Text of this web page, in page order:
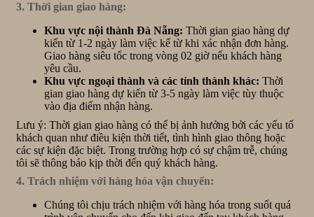
3. Thời gian giao hàng:
Khu vực nội thành Đà Nẵng: Thời gian giao hàng dự
kiến từ 1-2 ngày làm việc kể từ khi xác nhận đơn hàng.
Giao hàng siêu tốc trong vòng 02 giờ nếu khách hàng
yêu cầu.
Khu vực ngoại thành và các tỉnh thành khác: Thời
gian giao hàng dự kiến từ 3-5 ngày làm việc tùy thuộc
vào địa điểm nhận hàng.
Lưu ý: Thời gian giao hàng có thể bị ảnh hưởng bởi các yếu tố
khách quan như điều kiện thời tiết, tình hình giao thông hoặc
các sự kiện đặc biệt. Trong trường hợp có sự chậm trễ, chúng
tôi sẽ thông báo kịp thời đến quý khách hàng.
4. Trách nhiệm với hàng hóa vận chuyển:
Chúng tôi chịu trách nhiệm với hàng hóa trong suốt quá